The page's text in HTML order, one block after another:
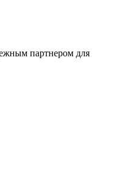
партнером для